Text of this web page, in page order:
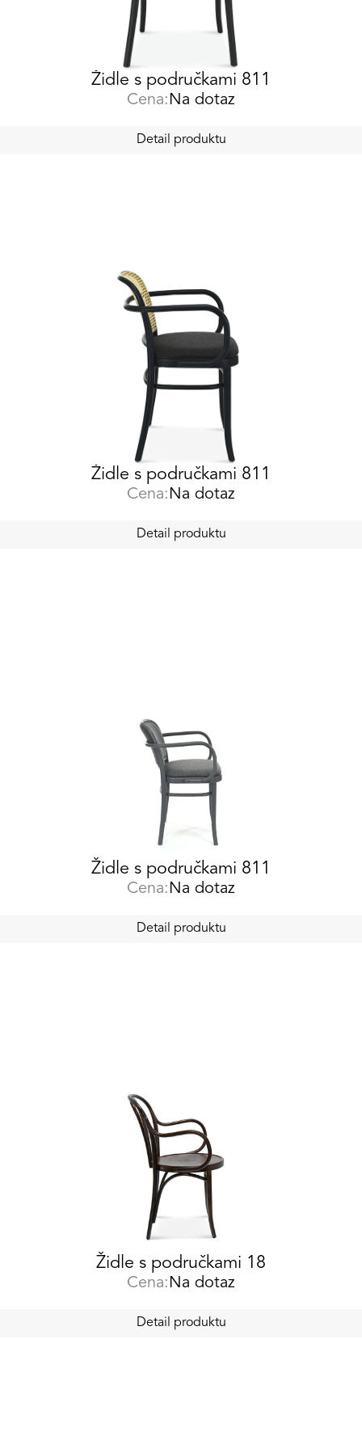
Židle s područkami 811
Cena: Na dotaz
Detail produktu
Židle s područkami 811
Cena: Na dotaz
Detail produktu
Židle s područkami 811
Cena: Na dotaz
Detail produktu
Židle s područkami 18
Cena: Na dotaz
Detail produktu